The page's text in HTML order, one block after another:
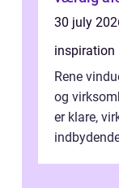
30 july
inspiration
Rene
og
er klare,